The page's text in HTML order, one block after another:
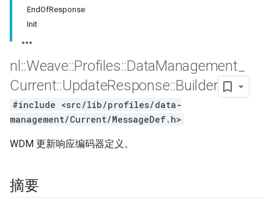
EndOfResponse
Init
nl ::Weave::Profiles::DataManagement
Current::UpdateResponse::Builder
#include <src/lib/profiles/data-
management/Current/MessageDef.h>
WDM 更新响应编码器定义。
摘要